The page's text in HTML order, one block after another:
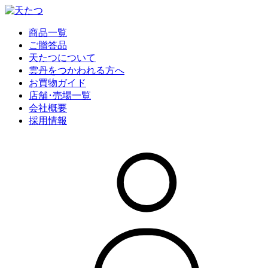
商品一覧
ご贈答品
天たつについて
雲丹をつかわれる方へ
お買物ガイド
店舗･売場一覧
会社概要
採用情報